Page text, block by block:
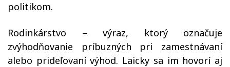
politikom.
Rodinkárstvo – výraz, ktorý označuje
zvýhodňovanie príbuzných pri zamestnávaní
alebo prideľovaní výhod. Laicky sa im hovorí aj